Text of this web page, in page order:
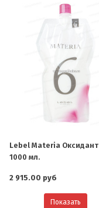
Lebel Materia
1000 мл.
2 915.00 руб
Показать